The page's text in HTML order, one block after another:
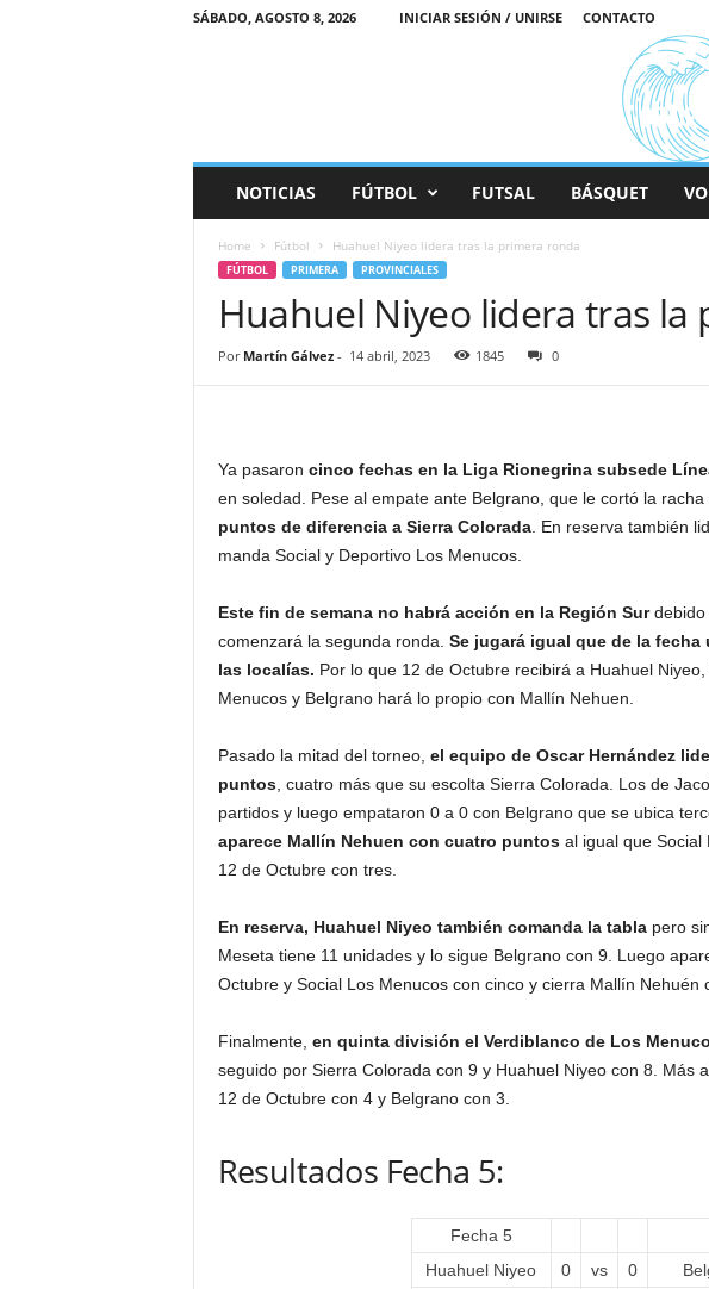
SÁBADO, AGOSTO 8, 2026 INICIAR SESIÓN / UNIRSE CONTACTO
r
NOTICIAS FÚTBOL FUTSAL BÁSQUET
Home Fútbol Huahuel Niyeo lidera tras la primera ronda
FÚTBOL PRIMERA PROVINCIALES
Huahuel Niyeo lidera tras
Por Martín Gálvez- 14 abril, 2023 1845 0
Ya pasaron cinco fechas en la Liga Rionegrina subsede
en soledad. Pese al empate ante Belgrano, que le cortó la racha
puntos de diferencia a Sierra Colorada. En reserva también
manda Social y Deportivo Los Menucos.
Este fin de semana no habrá acción en la Región Sur
comenzará la segunda ronda. Se jugará igual que de la
las localías. Por lo que 12 de Octubre recibirá a Huahuel
Menucos y Belgrano hará lo propio con Mallín Nehuen.
Pasado la mitad del torneo, el equipo de Oscar Hernández
puntos, cuatro más que su escolta Sierra Colorada. Los de
partidos y luego empataron 0 a 0 con Belgrano que se ubica
aparece Mallín Nehuen con cuatro puntos al igual que Social
12 de Octubre con tres.
En reserva, Huahuel Niyeo también comanda la tablapero
Meseta tiene 11 unidades y lo sigue Belgrano con 9. Luego
Octubre y Social Los Menucos con cinco y cierra Mallín Nehuén
Finalmente, en quinta división el Verdiblanco de Los
seguido por Sierra Colorada con 9 y Huahuel Niyeo con 8. Más
12 de Octubre con 4 y Belgrano con 3.
Resultados Fecha 5:
Fecha 5
Huahuel Niyeo
0 vs 0